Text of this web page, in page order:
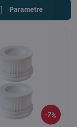
Parametre
7%